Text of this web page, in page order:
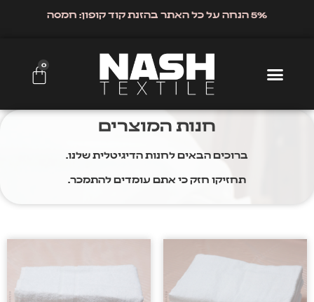
5% הנחה על כל האתר בהזנת קוד קופון: חמסה
0
חנות המוצרים
ברוכים הבאים לחנות הדיגיטלית שלנו.
תחזיקו חזק כי אתם עומדים להתמכר.